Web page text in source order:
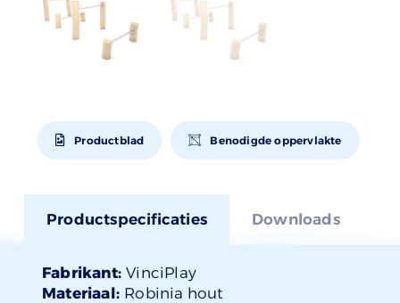
Productblad Benodigde oppervlakte
Productspecificaties Downloads
Fabrikant:VinciPlay
Materiaal: Robinia hout